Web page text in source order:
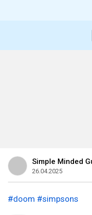
Simple Minded
26.04.2025
#doom #simpsons